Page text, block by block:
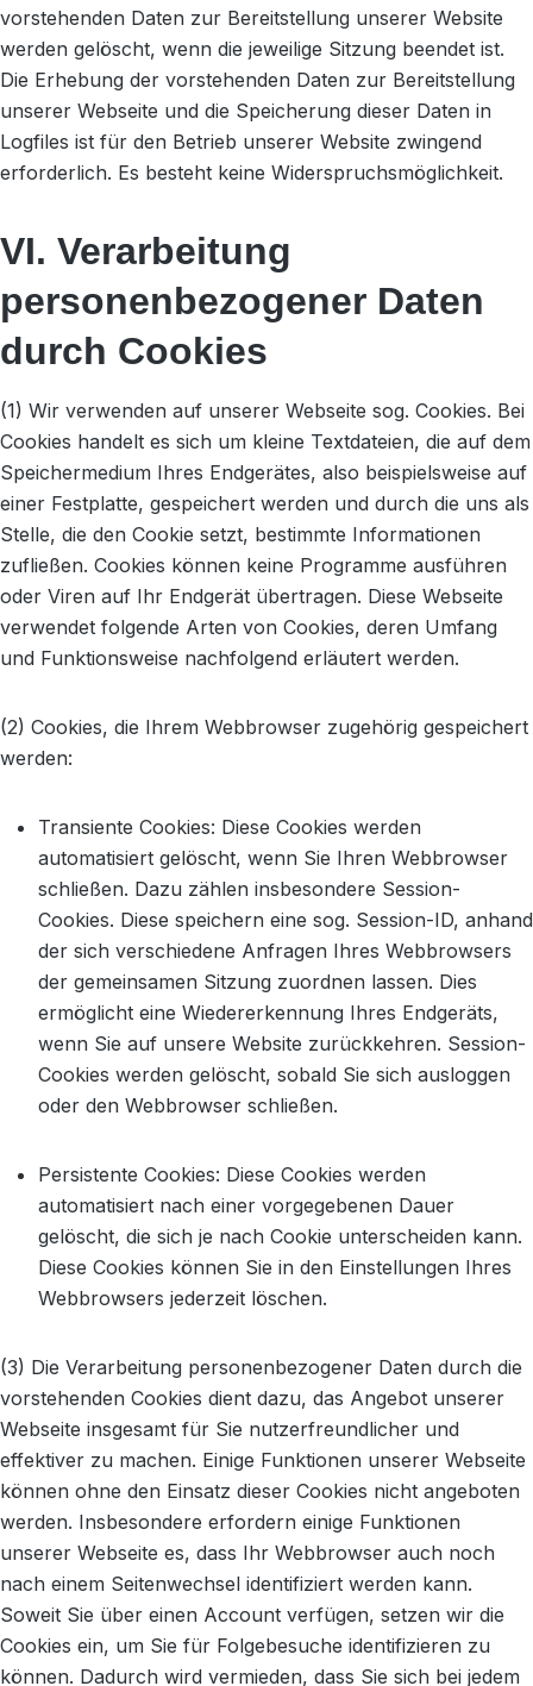
vorstehenden Daten zur Bereitstellung unserer Website
werden gelöscht, wenn die jeweilige Sitzung beendet ist.
Die Erhebung der vorstehenden Daten zur Bereitstellung
unserer Webseite und die Speicherung dieser Daten in
Logfiles ist für den Betrieb unserer Website zwingend
erforderlich. Es besteht keine Widerspruchsmöglichkeit.
VI. Verarbeitung
personenbezogener Daten
durch Cookies
(1) Wir verwenden auf unserer Webseite sog. Cookies. Bei
Cookies handelt es sich um kleine Textdateien, die auf dem
Speichermedium Ihres Endgerätes, also beispielsweise auf
einer Festplatte, gespeichert werden und durch die uns als
Stelle, die den Cookie setzt, bestimmte Informationen
zufließen. Cookies können keine Programme ausführen
oder Viren auf Ihr Endgerät übertragen. Diese Webseite
verwendet folgende Arten von Cookies, deren Umfang
und Funktionsweise nachfolgend erläutert werden.
(2) Cookies, die Ihrem Webbrowser zugehörig gespeichert
werden:
Transiente Cookies: Diese Cookies werden
automatisiert gelöscht, wenn Sie Ihren Webbrowser
schließen. Dazu zählen insbesondere Session-
Cookies. Diese speichern eine sog. Session-ID, anhand
der sich verschiedene Anfragen Ihres Webbrowsers
der gemeinsamen Sitzung zuordnen lassen. Dies
ermöglicht eine Wiedererkennung Ihres Endgeräts,
wenn Sie auf unsere Website zurückkehren. Session-
Cookies werden gelöscht, sobald Sie sich ausloggen
oder den Webbrowser schließen.
Persistente Cookies: Diese Cookies werden
automatisiert nach einer vorgegebenen Dauer
gelöscht, die sich je nach Cookie unterscheiden kann.
Diese Cookies können Sie in den Einstellungen Ihres
Webbrowsers jederzeit löschen.
(3) Die Verarbeitung personenbezogener Daten durch die
vorstehenden Cookies dient dazu, das Angebot unserer
Webseite insgesamt für Sie nutzerfreundlicher und
effektiver zu machen. Einige Funktionen unserer Webseite
können ohne den Einsatz dieser Cookies nicht angeboten
werden. Insbesondere erfordern einige Funktionen
unserer Webseite es, dass Ihr Webbrowser auch noch
nach einem Seitenwechsel identifiziert werden kann.
Soweit Sie über einen Account verfügen, setzen wir die
Cookies ein, um Sie für Folgebesuche identifizieren zu
können. Dadurch wird vermieden, dass Sie sich bei jedem